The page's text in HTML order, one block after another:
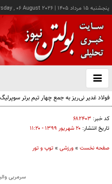
پنجشنبه ۱۵ مرداد ۱۴۰۵ |
, 06 August 2026
باز
و
فولاد غدیر نی‌ریز به جمع چهار تیم برتر
کد خبر: ۶۸۲۴۰۳
تاریخ انتشار: ۲۰ شهريور ۱۳۹۹ - ۱۱:۲۰
صفحه نخست »ورزشی »توپ و تور
سرمربی